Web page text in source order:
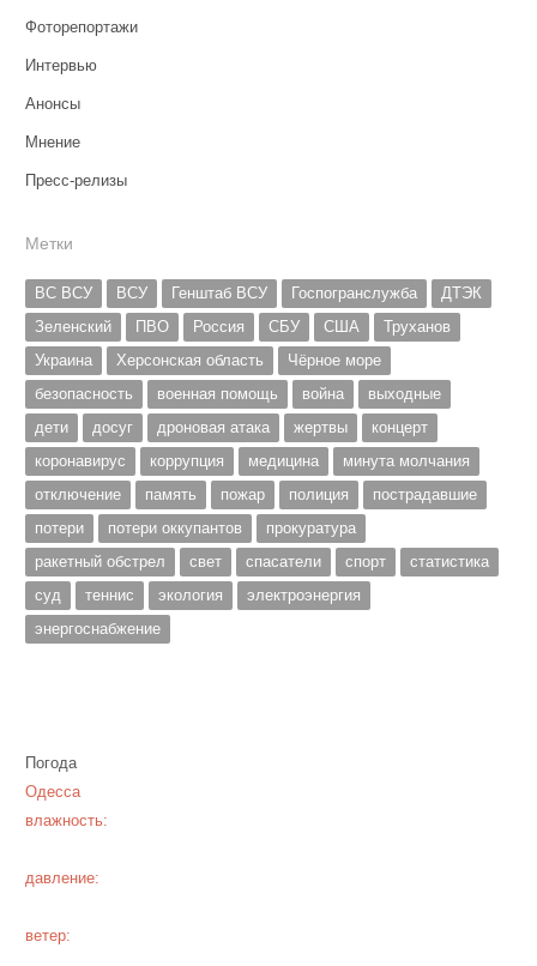
Фоторепортажи
Интервью
Анонсы
Мнение
Пресс-релизы
Метки
ВС ВСУ ВСУ Генштаб ВСУ Госпогранслужба
ДТЭК
Зеленский
ПВО Россия СБУ США
Труханов
Украина
Херсонская область
Чёрное море
безопасность
военная помощь война
выходные
дети
досуг дроновая атака жертвы
концерт
коронавирус
коррупция медицина
минута молчания
отключение
память пожар полиция
пострадавшие
потери
потери оккупантов
прокуратура
ракетный обстрел
свет спасатели спорт
статистика
суд
теннис экология
электроэнергия
энергоснабжение
Погода
Одесса
влажность:
давление:
ветер: